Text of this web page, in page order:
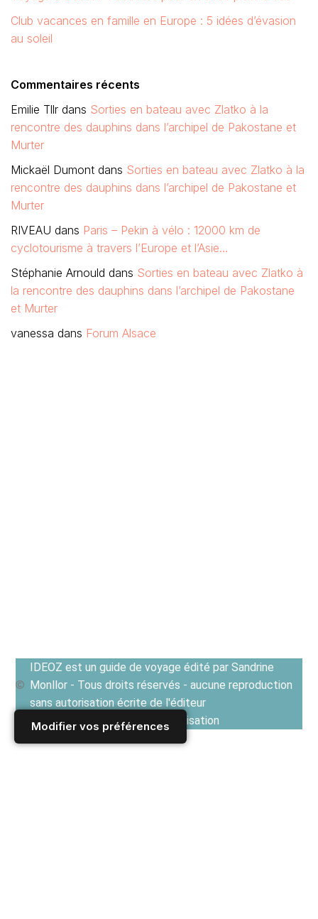
Modifier vos préférences
Club vacances en famille en Europe : 5 idées d’évasion
au soleil
Commentaires récents
Emilie Tllr dans Sorties en bateau avec Zlatko à la
rencontre des dauphins dans l’archipel de Pakostane et
Murter
Mickaël Dumont dans Sorties en bateau avec Zlatko à la
rencontre des dauphins dans l’archipel de Pakostane et
Murter
RIVEAU dans Paris – Pekin à vélo : 12000 km de
cyclotourisme à travers l’Europe et l’Asie…
Stéphanie Arnould dans Sorties en bateau avec Zlatko à
la rencontre des dauphins dans l’archipel de Pakostane
et Murter
vanessa dans Forum Alsace
IDEOZ est un guide de voyage édité par Sandrine
Monllor - Tous droits réservés - aucune reproduction
sans autorisation écrite de l'éditeur
Voir les Conditions générales d'utilisation